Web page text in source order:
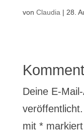
von Claudia | 28.
Deine E-
veröffentlicht.
mit *markiert